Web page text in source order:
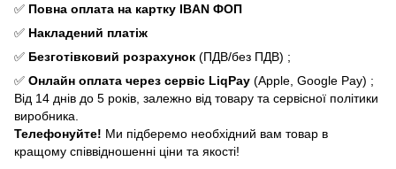
✅ Повна оплата на картку IBAN ФОП
✅ Накладений платіж
✅ Безготівковий розрахунок (ПДВ/без ПДВ) ;
✅ Онлайн оплата через сервіс LiqPay (Apple, Google Pay) ;
Від 14 днів до 5 років, залежно від товару та сервісної політики
виробника.
Телефонуйте! Ми підберемо необхідний вам товар в
кращому співвідношенні ціни та якості!